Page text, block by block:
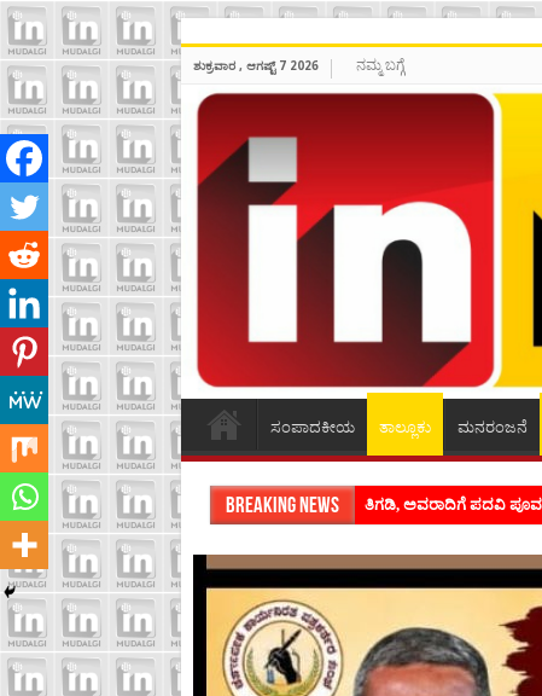
ಶುಕ್ರವಾರ , ಆಗಷ್ಟ್ 7 2026 ನಮ್ಮ ಬಗ್ಗೆ
ಸಂಪಾದಕೀಯ ತಾಲ್ಲೂಕು ಮನರಂಜನೆ
Breaking News ತಿಗಡಿ, ಅವರಾದಿಗೆ ಪದವಿ